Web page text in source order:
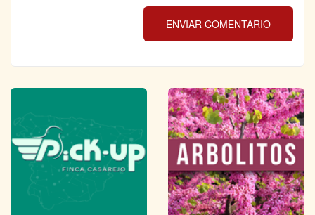
ENVIAR COMENTARIO